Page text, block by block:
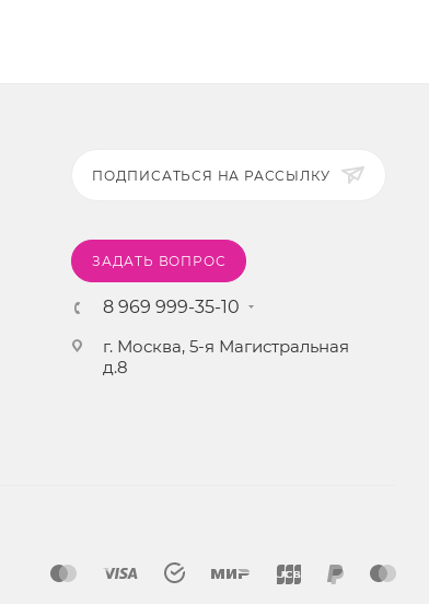
ПОДПИСАТЬСЯ НА РАССЫЛКУ
ЗАДАТЬ ВОПРОС
8 969 999-35-10
г. Москва, 5-я Магистральная
д.8